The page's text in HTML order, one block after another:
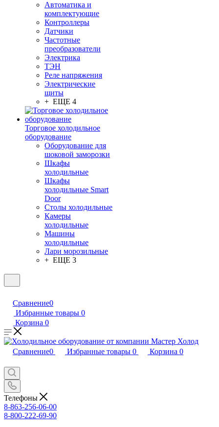
Автоматика и
комплектующие
Контроллеры
Датчики
Частотные
преобразователи
Электрика
ТЭН
Реле напряжения
Электрические
щиты
+ ЕЩЕ 4
Торговое холодильное
оборудование
Оборудование для
шоковой заморозки
Шкафы
холодильные
Шкафы
холодильные Smart
Door
Столы холодильные
Камеры
холодильные
Машины
холодильные
Лари морозильные
+ ЕЩЕ 3
Сравнение0
Избранные товары 0
Корзина 0
Сравнение0 Избранные товары 0 Корзина 0
Телефоны
8-863-256-06-00
8-800-222-69-90